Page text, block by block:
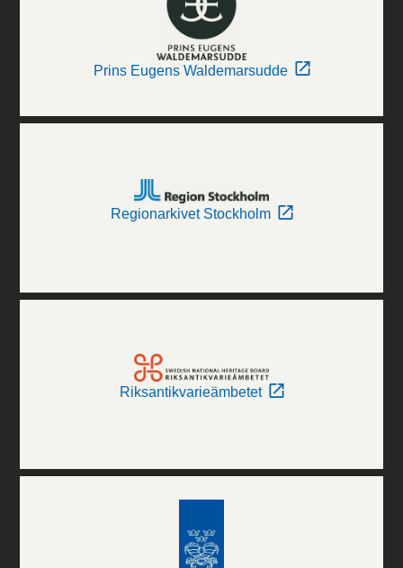
Prins Eugens Waldemarsudde
Regionarkivet Stockholm
Riksantikvarieämbetet